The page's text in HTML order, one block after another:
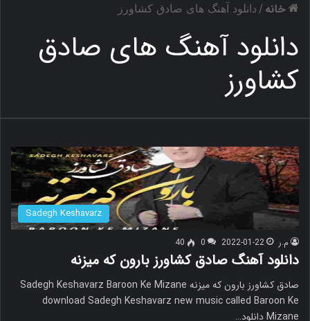
ب
ر
خانه / دانلود آهنگ های صادق کشاورز
دانلود آهنگ های صادق
کشاورز
Sadegh Keshavarz
م.ر 2022-01-22
0
40
دانلود آهنگ صادق کشاورز بارون که میزنه
صادق کشاورز بارون که میزنه Sadegh Keshavarz Baroon Ke Mizane
download Sadegh Keshavarz new music called Baroon Ke
Mizane دانلود…